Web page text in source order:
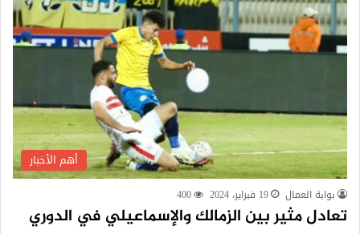
أهم الأخبار
بوابة العمال 19 فبراير، 2024 400
تعادل مثير بين الزمالك والإسماعيلي في الدوري